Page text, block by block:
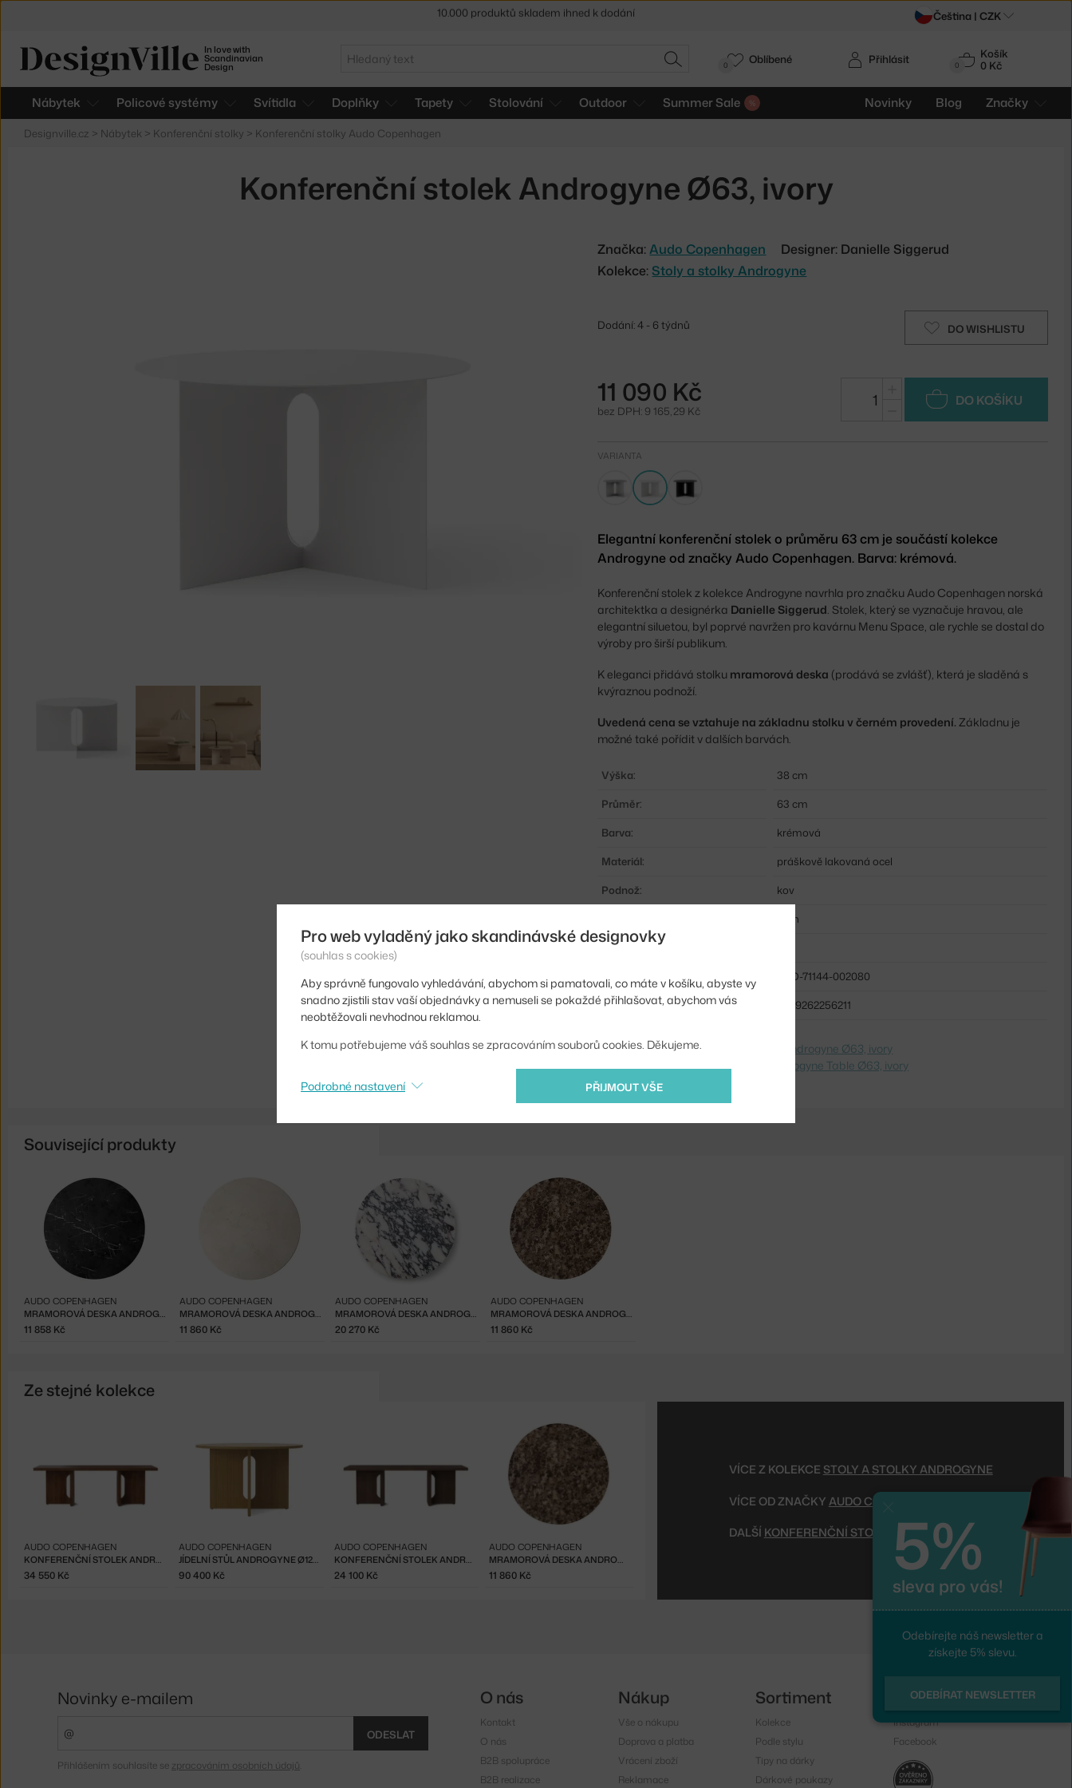
In love with
Scandinavian
Design
Hledat
HLEDAT 0
Košík
0 Kč
Nábytek Policové systémy Svítidla Doplňky Tapety Stolování Outdoor Summer Sale Novinky Blog Značky
Přihlásit
0 Oblíbené
Designville.cz > Nábytek > Konferenční stolky > Konferenční stolky Audo Copenhagen
Konferenční stolek Androgyne Ø63, ivory
Značka:Audo Copenhagen
Designer: Danielle Siggerud
Kolekce: Stoly a stolky Androgyne
DO WISHLISTU
Dodání: 4 - 6 týdnů
11 090 Kč
bez DPH: 9 165,29 Kč
DO KOŠÍKU
VARIANTA
Elegantní konferenční stolek o průměru 63 cm je součástí kolekce
Androgyne od značky Audo Copenhagen. Barva: krémová.
Konferenční stolek z kolekce Androgyne navrhla pro značku Audo Copenhagen norská
architektka a designérka Danielle Siggerud . Stolek, který se vyznačuje hravou, ale
elegantní siluetou, byl poprvé navržen pro kavárnu Menu Space, ale rychle se dostal do
výroby pro širší publikum.
K eleganci přidává stolku mramorová deska (prodává se zvlášť), která je sladěná s
kvýraznou podnoží.
Uvedená cena se vztahuje na základnu stolku v černém provedení. Základnu je
možné také pořídit v dalších barvách.
Výška:
38 cm
Průměr:
63 cm
Barva:
krémová
Materiál:
práškově lakovaná ocel
Podnož:
kov
kruh
Deska stolu:
Kód produktu
AUD-71144-002080
EAN
5709262256211
Ste zo Slovenska? Prejdite na
Stolík Androgyne Ø63, ivory
Shopping from the EU? Switch to
Androgyne Table Ø63, ivory
Související produkty
MRAMOROVÁ DESKA ANDROGYNE Ø65, NERO MARQUINA
AUDO COPENHAGEN
11 858 Kč
MRAMOROVÁ DESKA ANDROGYNE Ø65, CRYSTAL ROSE
AUDO COPENHAGEN
11 860 Kč
MRAMOROVÁ DESKA ANDROGYNE Ø65, CALACATTA VIOLA
AUDO COPENHAGEN
20 270 Kč
MRAMOROVÁ DESKA ANDROGYNE Ø65, EMPARADOR
AUDO COPENHAGEN
11 860 Kč
Ze stejné kolekce
KONFERENČNÍ STOLEK ANDROGYNE, WALNUT
AUDO COPENHAGEN
34 550 Kč
JÍDELNÍ STŮL ANDROGYNE Ø120, NATURAL OAK
AUDO COPENHAGEN
90 400 Kč
KONFERENČNÍ STOLEK ANDROGYNE, DARK
AUDO COPENHAGEN
24 100 Kč
MRAMOROVÁ DESKA ANDROGYNE Ø65, EMPARADOR
AUDO COPENHAGEN
11 860 Kč
VÍCE Z KOLEKCE STOLY A STOLKY ANDROGYNE
VÍCE OD ZNAČKY AUDO COPENHAGEN
DALŠÍ KONFERENČNÍ STOLKY
Sleva 5 % pro odběratelenewsletteru Čeština | CZK
Pro web vyladěný jako skandinávské designovky
(souhlas s cookies)
Aby správně fungovalo vyhledávání, abychom si pamatovali, co máte v košíku, abyste vy
snadno zjistili stav vaší objednávky a nemuseli se pokaždé přihlašovat, abychom vás
neobtěžovali nevhodnou reklamou.
K tomu potřebujeme váš souhlas se zpracováním souborů cookies. Děkujeme.
PŘIJMOUT VŠE
Podrobné nastavení
5%
sleva pro vás!
Odebírejte náš newsletter a
získejte 5% slevu.
ODEBÍRAT NEWSLETTER
Novinky e-mailem
ODESLAT
Přihlášením souhlasíte se zpracováním osobních údajů
O nás
Kontakt
O nás
B2B spolupráce
B2B realizace
Nákup
Vše o nákupu
Doprava a platba
Vrácení zboží
Reklamace
Sortiment
Kolekce
Podle stylu
Tipy na dárky
Dárkové poukazy
Sledujte nás
Instagram
Facebook